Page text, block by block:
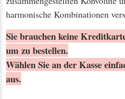
harmonische Kombinationen
Sie brauchen keine
um zu bestellen.
Wählen Sie an der Kasse
aus.